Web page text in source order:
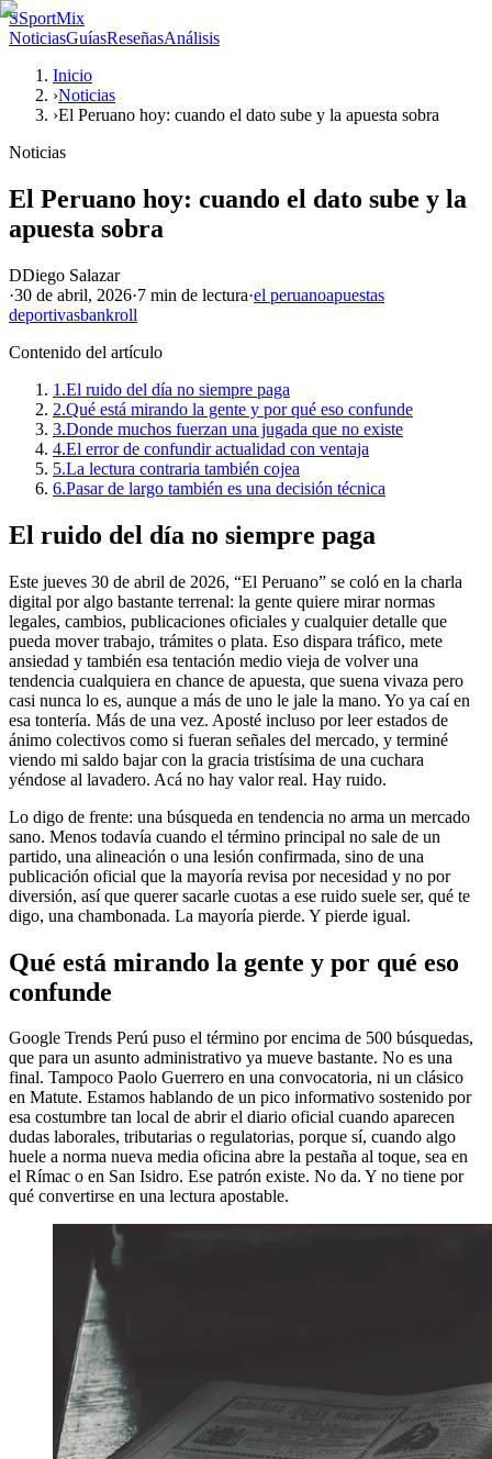
SSportMix
NoticiasGuíasReseñasAnálisis
Inicio
›Noticias
›El Peruano hoy: cuando el dato sube y la apuesta sobra
Noticias
El Peruano hoy: cuando el dato sube y la
apuesta sobra
DDiego Salazar
·30 de abril, 2026·7 min de lectura·el peruanoapuestas
deportivasbankroll
Contenido del artículo
1.El ruido del día no siempre paga
2.Qué está mirando la gente y por qué eso confunde
3.Donde muchos fuerzan una jugada que no existe
4.El error de confundir actualidad con ventaja
5.La lectura contraria también cojea
6.Pasar de largo también es una decisión técnica
El ruido del día no siempre paga
Este jueves 30 de abril de 2026, “El Peruano” se coló en la charla
digital por algo bastante terrenal: la gente quiere mirar normas
legales, cambios, publicaciones oficiales y cualquier detalle que
pueda mover trabajo, trámites o plata. Eso dispara tráfico, mete
ansiedad y también esa tentación medio vieja de volver una
tendencia cualquiera en chance de apuesta, que suena vivaza pero
casi nunca lo es, aunque a más de uno le jale la mano. Yo ya caí en
esa tontería. Más de una vez. Aposté incluso por leer estados de
ánimo colectivos como si fueran señales del mercado, y terminé
viendo mi saldo bajar con la gracia tristísima de una cuchara
yéndose al lavadero. Acá no hay valor real. Hay ruido.
Lo digo de frente: una búsqueda en tendencia no arma un mercado
sano. Menos todavía cuando el término principal no sale de un
partido, una alineación o una lesión confirmada, sino de una
publicación oficial que la mayoría revisa por necesidad y no por
diversión, así que querer sacarle cuotas a ese ruido suele ser, qué te
digo, una chambonada. La mayoría pierde. Y pierde igual.
Qué está mirando la gente y por qué eso
confunde
Google Trends Perú puso el término por encima de 500 búsquedas,
que para un asunto administrativo ya mueve bastante. No es una
final. Tampoco Paolo Guerrero en una convocatoria, ni un clásico
en Matute. Estamos hablando de un pico informativo sostenido por
esa costumbre tan local de abrir el diario oficial cuando aparecen
dudas laborales, tributarias o regulatorias, porque sí, cuando algo
huele a norma nueva media oficina abre la pestaña al toque, sea en
el Rímac o en San Isidro. Ese patrón existe. No da. Y no tiene por
qué convertirse en una lectura apostable.